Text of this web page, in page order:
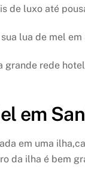
de luxo até
lua de mel em
rede
em
em uma
da ilha é bem